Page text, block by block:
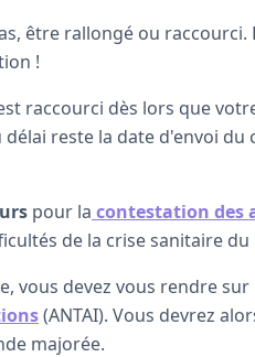
être rallongé ou
!
raccourci dès lors que
reste la date d'envoi
pour la contestation des
de la crise sanitaire du
vous devez vous rendre sur
(ANTAI). Vous devrez
majorée.